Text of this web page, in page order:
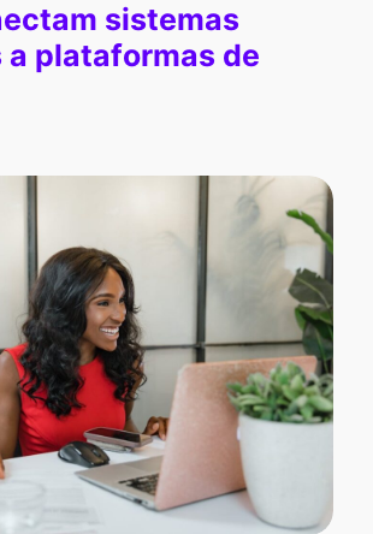
sistemas
plataformas de